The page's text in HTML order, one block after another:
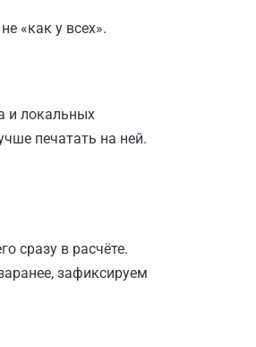
«как у всех».
и локальных
печатать на ней.
сразу в расчёте.
зафиксируем